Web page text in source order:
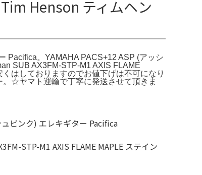
Henson ティムヘン
Pacifica。YAMAHA PACS+12 ASP (アッシ
SUB AX3FM-STP-M1 AXIS FLAME
はしておりますのでお値下げは不可になり
☆ヤマト運輸で丁寧に発送させて頂きま